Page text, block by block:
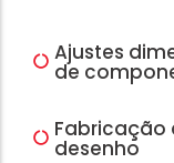
Ajustes
de
Fabricação
desenho